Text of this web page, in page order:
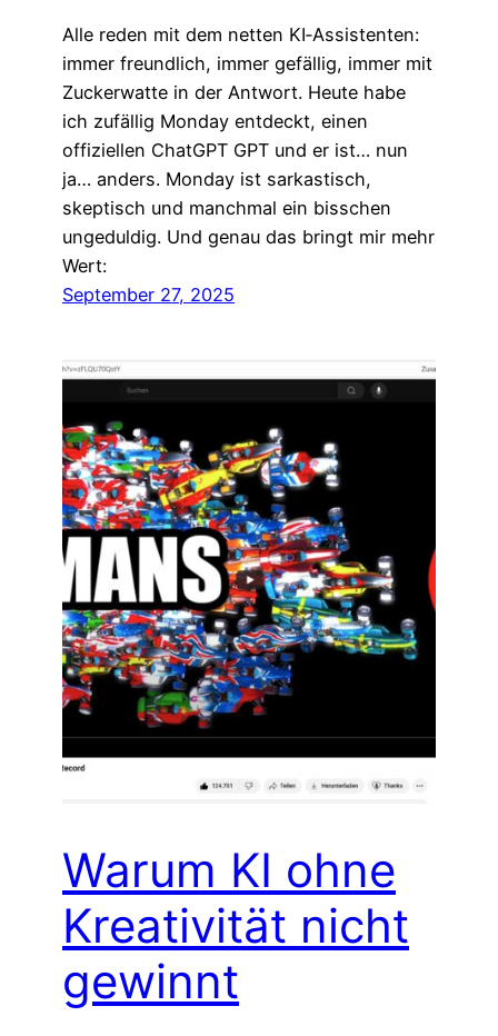
Alle reden mit dem netten KI‑Assistenten:
immer freundlich, immer gefällig, immer mit
Zuckerwatte in der Antwort. Heute habe
ich zufällig Monday entdeckt, einen
offiziellen ChatGPT GPT und er ist… nun
ja… anders. Monday ist sarkastisch,
skeptisch und manchmal ein bisschen
ungeduldig. Und genau das bringt mir mehr
Wert:
September 27, 2025
Warum KI ohne
Kreativität nicht
gewinnt